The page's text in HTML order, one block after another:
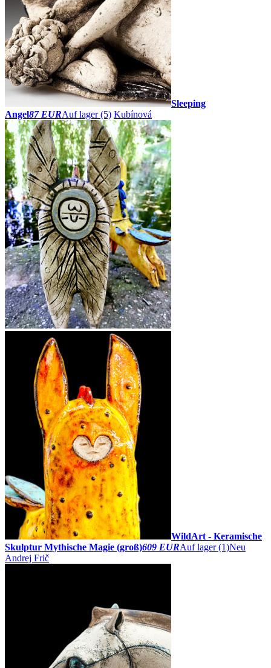
Sleeping
Angel87 EURAuf lager (5) Kubínová
WildArt - Keramische
Skulptur Mythische Magie (groß)609 EURAuf lager (1)Neu
Andrej Frič